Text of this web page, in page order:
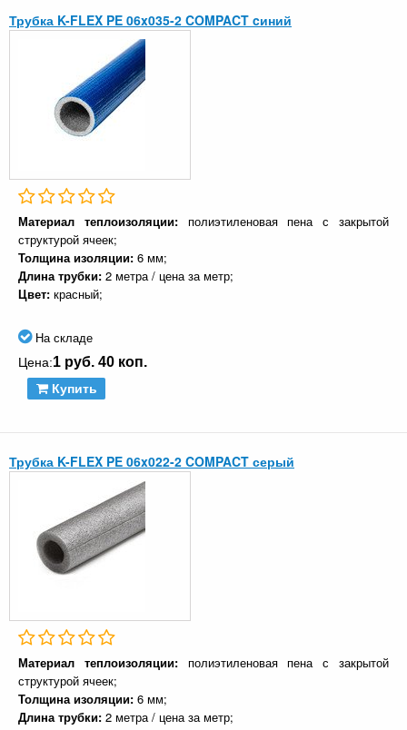
Трубка K-FLEX PE 06x035-2 COMPACT cиний
Материал теплоизоляции: полиэтиленовая пена с закрытой
структурой ячеек;
Толщина изоляции: 6 мм;
Длина трубки: 2 метра / цена за метр;
Цвет: красный;
На складе
Цена:1 руб. 40 коп.
Купить
Трубка K-FLEX PE 06x022-2 COMPACT серый
Материал теплоизоляции: полиэтиленовая пена с закрытой
структурой ячеек;
Толщина изоляции: 6 мм;
Длина трубки: 2 метра / цена за метр;